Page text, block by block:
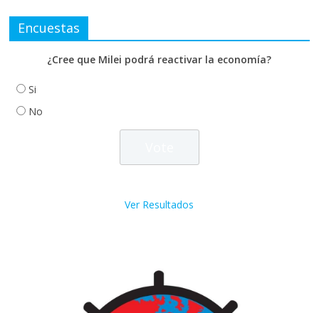
Encuestas
¿Cree que Milei podrá reactivar la economía?
Si
No
Ver Resultados